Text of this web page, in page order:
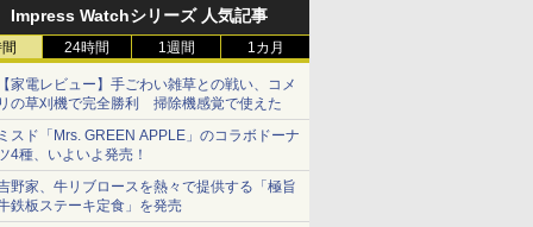
Impress Watchシリーズ 人気記事
24時間 1週間 1カ月
家電レビュー】手ごわい雑草との戦い、コメ
の草刈機で完全勝利 掃除機感覚で使えた
スド「Mrs. GREEN APPLE」のコラボドーナ
4種、いよいよ発売！
野家、牛リブロースを熱々で提供する「極旨
鉄板ステーキ定食」を発売